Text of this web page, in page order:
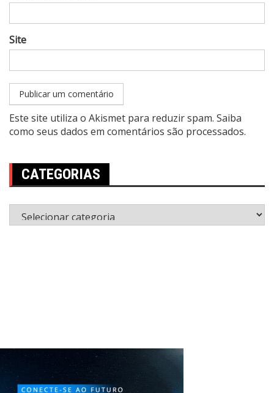
Site
Este site utiliza o Akismet para reduzir spam. Saiba
como seus dados em comentários são processados.
CATEGORIAS
Categorias